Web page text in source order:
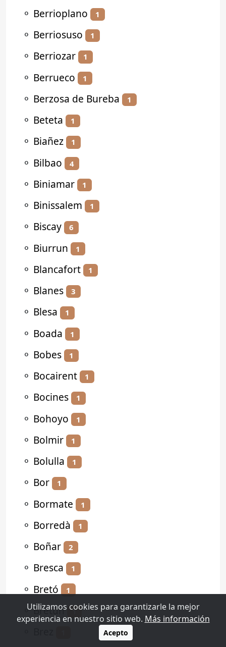
⚬ Berrioplano 1
⚬ Berriosuso 1
⚬ Berriozar 1
⚬ Berrueco 1
⚬ Berzosa de Bureba 1
⚬ Beteta 1
⚬ Biañez 1
⚬ Bilbao 4
⚬ Biniamar 1
⚬ Binissalem 1
⚬ Biscay 6
⚬ Biurrun 1
⚬ Blancafort 1
⚬ Blanes 3
⚬ Blesa 1
⚬ Boada 1
⚬ Bobes 1
⚬ Bocairent 1
⚬ Bocines 1
⚬ Bohoyo 1
⚬ Bolmir 1
⚬ Bolulla 1
⚬ Bor 1
⚬ Bormate 1
⚬ Borredà 1
⚬ Boñar 2
⚬ Bresca 1
⚬ Bretó 1
⚬Bretún 1
Utilizamos cookies para garantizarle la mejor
experiencia en nuestro sitio web. Más información
Acepto